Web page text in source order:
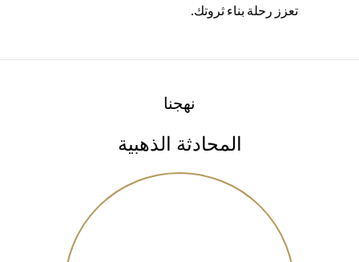
تعزز رحلة بناء ثروتك.
نهجنا
المحادثة الذهبية